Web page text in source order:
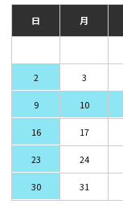
日 月
2 3
9 10
16 17
23 24
30 31